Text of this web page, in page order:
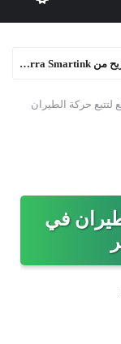
كيفية الربح من Adsterra Smartink حتى بدون موقع إلكتروني
لتتبع حركة الطيران
في